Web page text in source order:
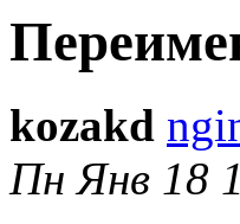
kozakd
Пн Янв 18